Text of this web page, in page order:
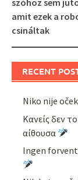
szóhoz sem
amit ezek a
csináltak
RECENT
Niko nije
Κανείς δεν
αίθουσα
Ingen